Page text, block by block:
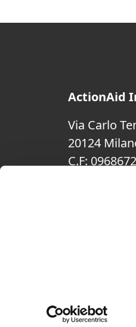
ActionAid
Via Carlo
20124
C.F: